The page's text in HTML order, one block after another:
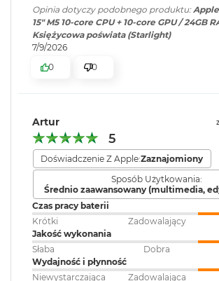
a
c
B
o
i
2
5
6
G
B
M
a
c
B
o
k
Technologia True Tone
Chip
Apple M5
Apple M5 (10-rdzeniowy procesor CPU + 10-
GPU + 16-rdzeniowy system Neural Engine)
Akceleratory Neural Accelerator
Sprzętowa akceleracja ray tracingu
153 GB/s przepustowości pamięci
Silnik multimedialny
Thunderbolt 4
USB 4 (do 40 Gb/
Klawiatura
Podświetlana
klawiatura:
Touch ID: TAK
Obsługa
wyświetlaczy
wyświetlaczy
6K przy 60 Hz lub
Opinia dotyczy podobnego produktu:
15" M5 10‑core CPU + 10‑core GPU / 24GB
Księżycowa poświata (Starlight)
7/9/2026
0
0
Artur
5
Doświadczenie Z Apple:Zaznajomiony
Sposób Użytkowania:
Średnio zaawansowany (multimedia,
Czas pracy baterii
Krótki
Zadowalający
Jakość wykonania
Słaba
Dobra
Wydajność i płynność
Niewystarczająca
Zadowalająca